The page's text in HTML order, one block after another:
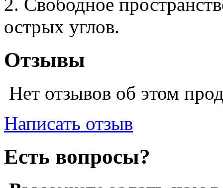
2. Свободное
острых углов.
Отзывы
Нет отзывов об этом
Написать отзыв
Есть вопросы?